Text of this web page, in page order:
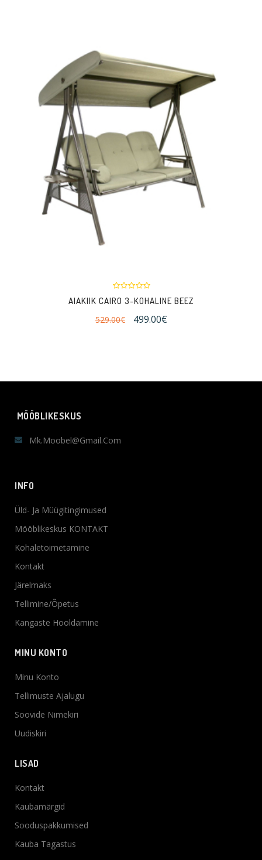
AIAMÖÖBLIKOMPLEKT FINLAY LAUD
MÖÖBLIKESKUS
Mk.moobel@gmail.com
INFO
Üld- Ja Müügitingimused
Mööblikeskus KONTAKT
Kohaletoimetamine
Kontakt
Järelmaks
Tellimine/Õpetus
Kangaste Hooldamine
MINU KONTO
Minu Konto
Tellimuste Ajalugu
Soovide Nimekiri
Uudiskiri
LISAD
Kontakt
Kaubamärgid
Sooduspakkumised
Kauba Tagastus